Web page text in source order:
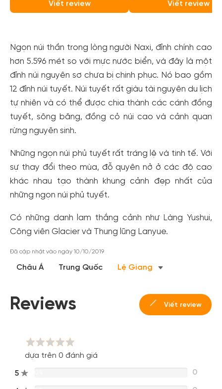
Viết review Viết review
Ngọn núi thần trong lòng người Naxi, đỉnh chính cao
hơn 5.596 mét so với mực nước biển, và đây là một
đỉnh núi nguyên sơ chưa bị chinh phục. Nó bao gồm
12 đỉnh núi tuyết. Núi tuyết rất giàu tài nguyên du lịch
tự nhiên và có thể được chia thành các cánh đồng
tuyết, sông băng, đồng cỏ núi cao và cảnh quan
rừng nguyên sinh.
Những ngọn núi phủ tuyết rất tráng lệ và tinh tế. Với
sự thay đổi theo mùa, đỗ quyên nở ở các độ cao
khác nhau tạo thành khung cảnh đẹp nhất của
những ngọn núi phủ tuyết.
Có những danh lam thắng cảnh như Làng Yushui,
Công viên Glacier và Thung lũng Lanyue.
Đã cập nhật vào ngày 10/10/2019
Châu Á Trung Quốc Lệ Giang
Reviews Viết review
dựa trên 0 đánh giá
5 0
Tạo tài khoản nhanh - nhận nhiều ưu
đãi!
Tạo tài khoản để có thểnhận ngay các ưu đãi
cho cộng đồng.
Hoặc đăng nhập bằng